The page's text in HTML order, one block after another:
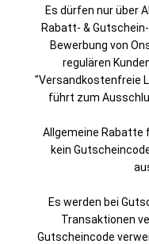
Es dürfen nur über
Rabatt- &
Bewerbung von
regulären
"Versandkostenfreie
führt zum
Allgemeine Rabatte
kein
Es werden bei
Transaktionen
Gutscheincode